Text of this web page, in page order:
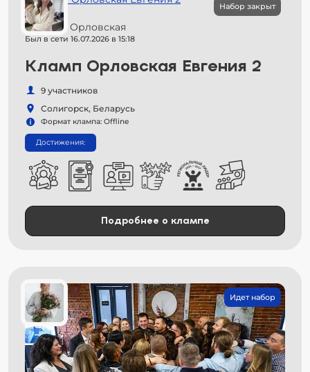
Набор закрыт
Евгения Орловская
Был в сети 16.07.2026 в 15:18
Кламп Орловская Евгения 2
9 участников
Солигорск, Беларусь
Формат клампа: Offline
Достижения:
Подробнее о клампе
Идет набор